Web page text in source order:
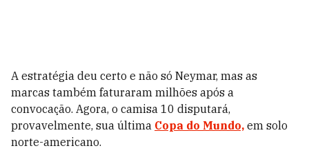
A estratégia deu certo e não só Neymar, mas as
marcas também faturaram milhões após a
convocação. Agora, o camisa 10 disputará,
provavelmente, sua última Copa do Mundo, em solo
norte-americano.